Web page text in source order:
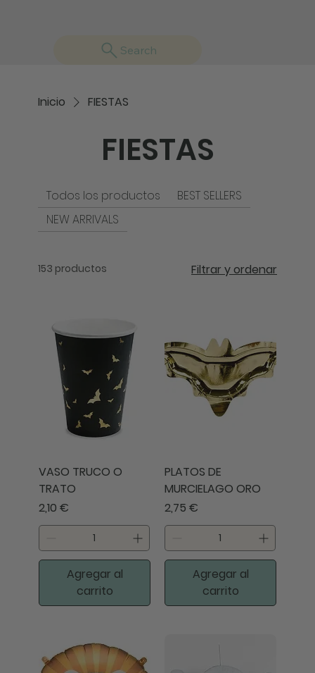
Search
Inicio FIESTAS
FIESTAS
Todos los productos
BEST SELLERS
NEW ARRIVALS
153 productos Filtrar y ordenar
VASO TRUCO O
TRATO
Precio
2,10 €
Agregar al
carrito
PLATOS DE
MURCIELAGO ORO
Precio
2,75 €
Agregar al
carrito